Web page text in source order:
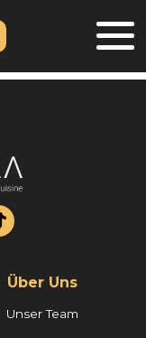
Über Uns
Unser Team